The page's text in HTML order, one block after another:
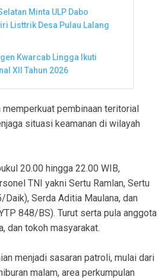
Minta ULP Dabo
Listtrik Desa Pulau Lalang
Kwarcab Lingga Ikuti
XII Tahun 2026
memperkuat pembinaan teritorial
situasi keamanan di wilayah
20.00 hingga 22.00 WIB,
TNI yakni Sertu Ramlan, Sertu
Serda Aditia Maulana, dan
848/BS). Turut serta pula anggota
dan tokoh masyarakat.
menjadi sasaran patroli, mulai dari
malam, area perkumpulan